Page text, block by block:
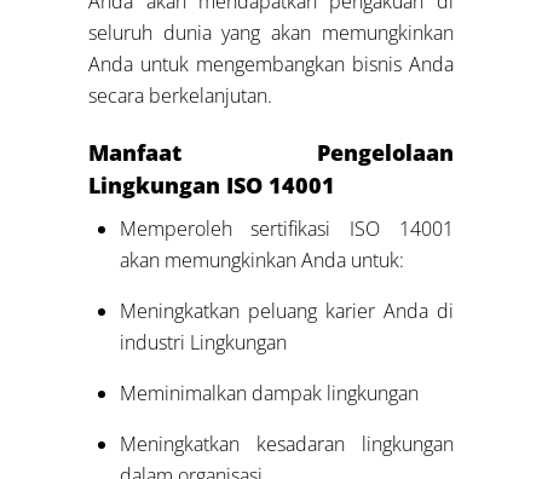
seluruh dunia yang akan memungkinkan
Anda untuk mengembangkan bisnis Anda
secara berkelanjutan.
Manfaat Pengelolaan
Lingkungan ISO 14001
Memperoleh sertifikasi ISO 14001
akan memungkinkan Anda untuk:
Meningkatkan peluang karier Anda di
industri Lingkungan
Meminimalkan dampak lingkungan
Meningkatkan kesadaran lingkungan